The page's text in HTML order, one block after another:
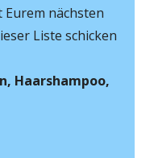
Eurem nächsten
Liste schicken
Haarshampoo,